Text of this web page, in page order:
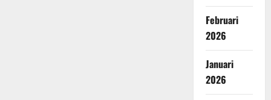
Februari
2026
Januari
2026